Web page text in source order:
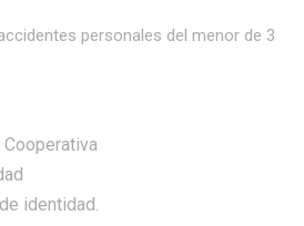
personales del menor de 3
Cooperativa
identidad.